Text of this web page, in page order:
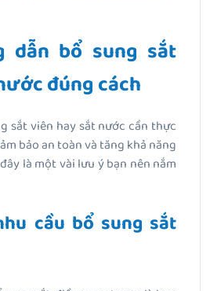
dẫn bổ sung sắt
đúng cách
sắt viên hay sắt nước cần thực
bảo an toàn và tăng khả năng
là một vài lưu ý bạn nên nắm
cầu bổ sung sắt